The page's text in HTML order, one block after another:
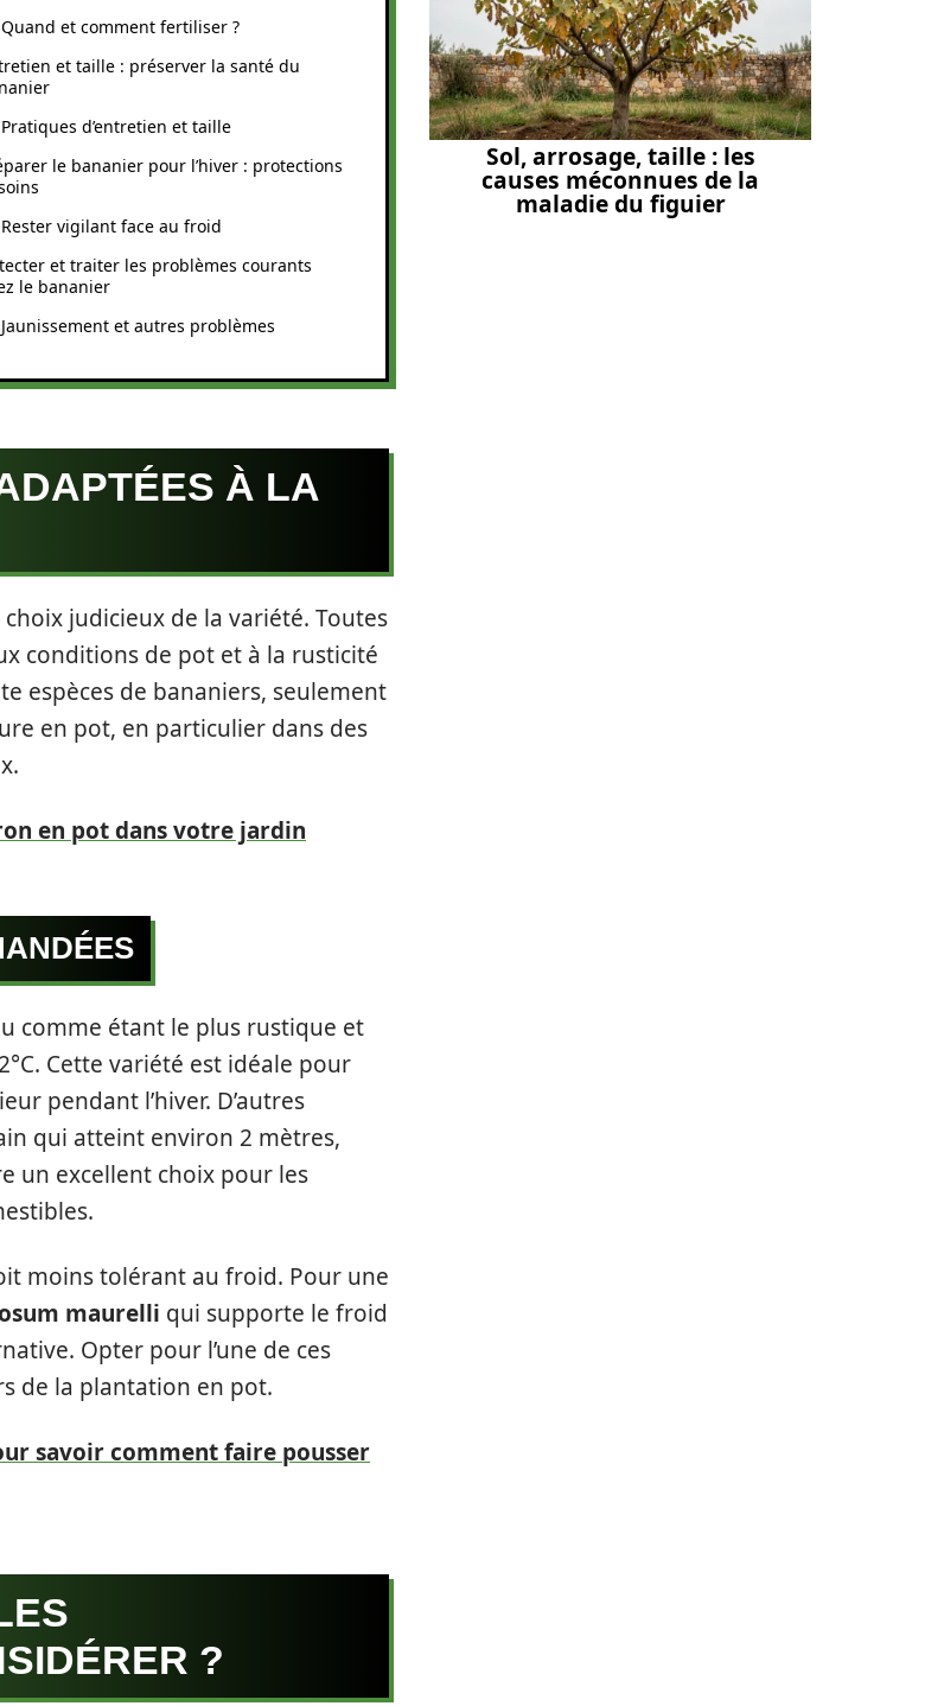
Quand et comment fertiliser ?
et taille : préserver la santé du
Pratiques d’entretien et taille
le bananier pour l’hiver : protections
Rester vigilant face au froid
et traiter les problèmes courants
le bananier
Jaunissement et autres problèmes
À LA
judicieux de la variété. Toutes
conditions de pot et à la rusticité
espèces de bananiers, seulement
en pot, en particulier dans des
en pot dans votre jardin
comme étant le plus rustique et
Cette variété est idéale pour
pendant l’hiver. D’autres
qui atteint environ 2 mètres,
un excellent choix pour les
moins tolérant au froid. Pour une
maurelli qui supporte le froid
Opter pour l’une de ces
de la plantation en pot.
savoir comment faire pousser
?
Sol, arrosage, taille : les
causes méconnues de la
maladie du figuier